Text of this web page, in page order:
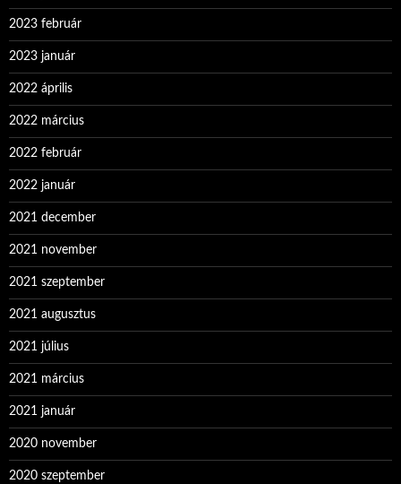
2023 február
2023 január
2022 április
2022 március
2022 február
2022 január
2021 december
2021 november
2021 szeptember
2021 augusztus
2021 július
2021 március
2021 január
2020 november
2020 szeptember